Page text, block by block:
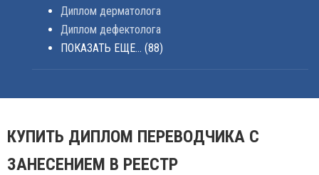
Диплом дерматолога
Диплом дефектолога
ПОКАЗАТЬ ЕЩЕ... (88)
КУПИТЬ ДИПЛОМ ПЕРЕВОДЧИКА С
ЗАНЕСЕНИЕМ В РЕЕСТР